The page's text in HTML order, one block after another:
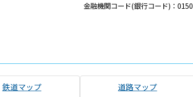
金融機関コード(銀行コード)：0150
鉄道マップ 道路マップ